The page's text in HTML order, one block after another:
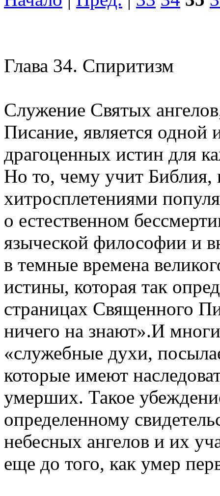
Глава 34. Спиритизм
Служение Святых
Писание, является
драгоценных истин для
Но то, чему учит Библия,
хитросплетениями
о естественном
языческой философии и
в темные времена
истины, которая так
страницах Священного
ничего на знают».И
«служебные духи,
которые имеют
умерших. Такое
определенному
небесных ангелов и их
еще до того, как умер